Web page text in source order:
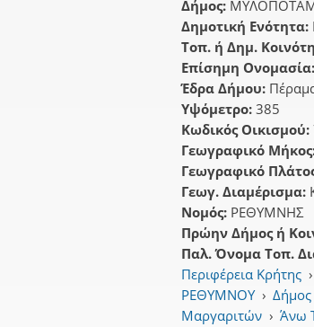
Δήμος:
Δημοτική Ενότητα:
Τοπ. ή Δημ.
Επίσημη Ονομασία:
Έδρα Δήμου:
Υψόμετρο: 385
Κωδικός Οικισμού:
Γεωγραφικό
Γεωγραφικό
Γεωγ. Διαμέρισμα:
Νομός: ΡΕΘΥΜΝΗΣ
Πρώην Δήμος ή
Παλ. Όνομα Τοπ.
Περιφέρεια Κρήτης ›
ΡΕΘΥΜΝΟΥ ›
Μαργαριτών › Άνω